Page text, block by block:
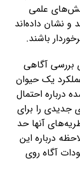
علمی
و نشان داده‌اند
باشند.
بررسی آگاهی
یک حیوان
احتمال
جدیدی را برای
آنها حد
درباره این
آگاه روی